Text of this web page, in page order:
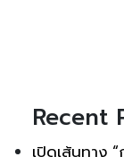
Recent
เปิดเส้นทาง